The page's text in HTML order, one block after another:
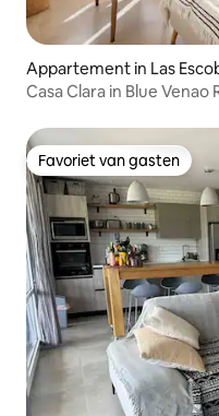
Appartement in Las
Casa Clara in Blue
Favoriet van gasten
Favoriet van gasten